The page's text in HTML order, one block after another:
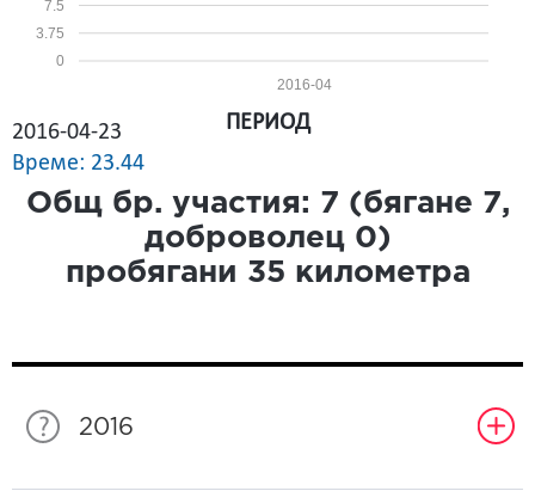
0
3.75
7.5
2016-04
2016-04-23
Време: 23.44
ПЕРИОД
Общ бр. участия: 7 (бягане 7,
доброволец 0)
пробягани 35 километра
2016